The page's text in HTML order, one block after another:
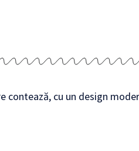
cu un design